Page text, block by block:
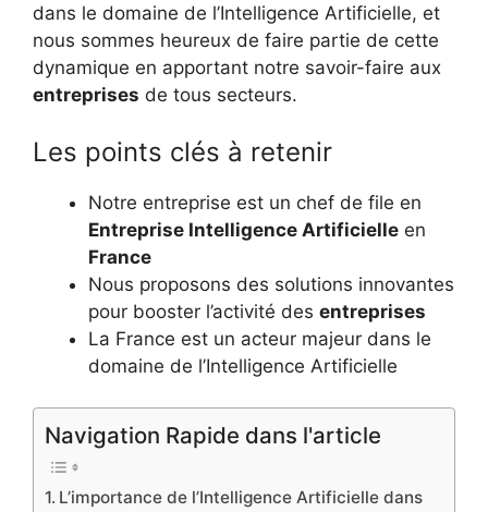
dans le domaine de l’Intelligence Artificielle, et
nous sommes heureux de faire partie de cette
dynamique en apportant notre savoir-faire aux
entreprises de tous secteurs.
Les points clés à retenir
Notre entreprise est un chef de file en
Entreprise Intelligence Artificielle en
France
Nous proposons des solutions innovantes
pour booster l’activité des entreprises
La France est un acteur majeur dans le
domaine de l’Intelligence Artificielle
Navigation Rapide dans l'article
L’importance de l’Intelligence Artificielle dans